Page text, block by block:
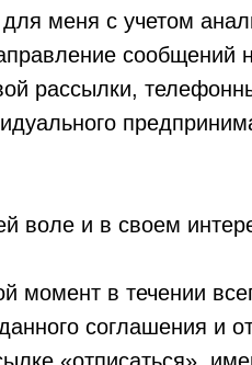
меня с учетом
сообщений
рассылки,
воле и в своем
в течении
соглашения и